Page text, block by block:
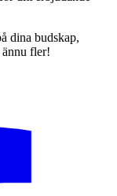
dina budskap,
fler!